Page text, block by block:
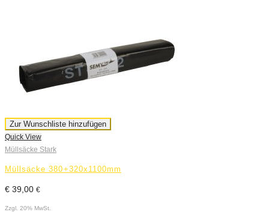
Zur Wunschliste hinzufügen
Quick View
Müllsäcke Stark
Müllsäcke 380+320x1100mm
€ 39,00 €
Zzgl. 20% MwSt.